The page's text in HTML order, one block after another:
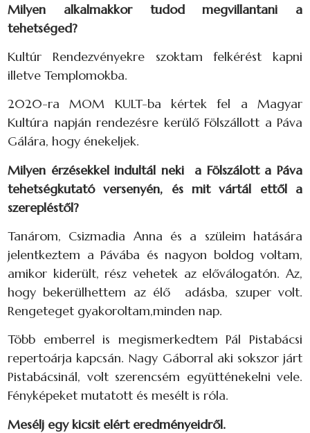
Milyen alkalmakkor tudod megvillantani a
tehetséged?
Kultúr Rendezvényekre szoktam felkérést kapni
illetve Templomokba.
2020-ra MOM KULT-ba kértek fel a Magyar
Kultúra napján rendezésre kerülő Fölszállott a Páva
Gálára, hogy énekeljek.
Milyen érzésekkel indultál neki a Fölszálott a Páva
tehetségkutató versenyén, és mit vártál ettől a
szerepléstől?
Tanárom, Csizmadia Anna és a szüleim hatására
jelentkeztem a Pávába és nagyon boldog voltam,
amikor kiderült, rész vehetek az előválogatón. Az,
hogy bekerülhettem az élő adásba, szuper volt.
Rengeteget gyakoroltam,minden nap.
Több emberrel is megismerkedtem Pál Pistabácsi
repertoárja kapcsán. Nagy Gáborral aki sokszor járt
Pistabácsinál, volt szerencsém együtténekelni vele.
Fényképeket mutatott és mesélt is róla.
Mesélj egy kicsit elért eredményeidről.